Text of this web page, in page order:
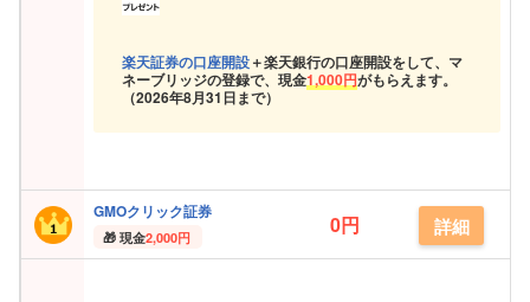
楽天証券の口座開設＋楽天銀行の口座開設をして、マ
ネーブリッジの登録で、現金1,000円がもらえます。
（2026年8月31日まで）
GMOクリック証券
現金2,000円 0円 詳細